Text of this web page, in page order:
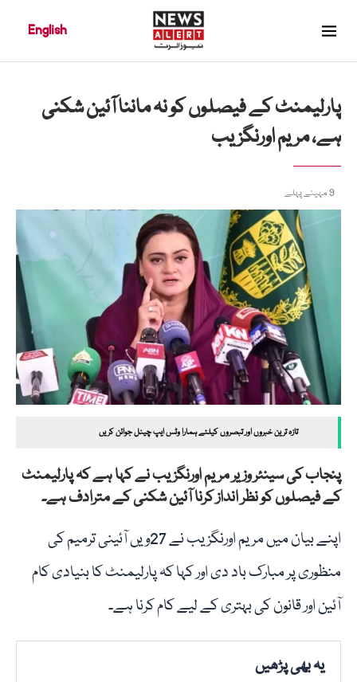
English
پارلیمنٹ کے فیصلوں کو نہ ماننا آئین شکنی
ہے، مریم اورنگزیب
9 مہینے پہلے
تازہ ترین خبروں اور تبصروں کیلئے ہمارا وٹس ایپ چینل جوائن کریں
پنجاب کی سینئر وزیر مریم اورنگزیب نے کہا ہے کہ پارلیمنٹ
کے فیصلوں کو نظر انداز کرنا آئین شکنی کے مترادف ہے۔
اپنے بیان میں مریم اورنگزیب نے 27ویں آئینی ترمیم کی
منظوری پر مبارک باد دی اور کہا کہ پارلیمنٹ کا بنیادی کام
آئین اور قانون کی بہتری کے لیے کام کرنا ہے۔
یہ بھی پڑھیں